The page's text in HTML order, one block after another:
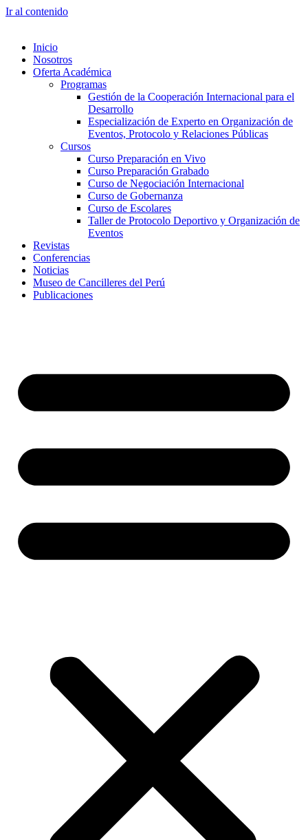
Ir al contenido
Inicio
Nosotros
Oferta Académica
Programas
Gestión de la Cooperación Internacional para el
Desarrollo
Especialización de Experto en Organización de
Eventos, Protocolo y Relaciones Públicas
Cursos
Curso Preparación en Vivo
Curso Preparación Grabado
Curso de Negociación Internacional
Curso de Gobernanza
Curso de Escolares
Taller de Protocolo Deportivo y Organización de
Eventos
Revistas
Conferencias
Noticias
Museo de Cancilleres del Perú
Publicaciones